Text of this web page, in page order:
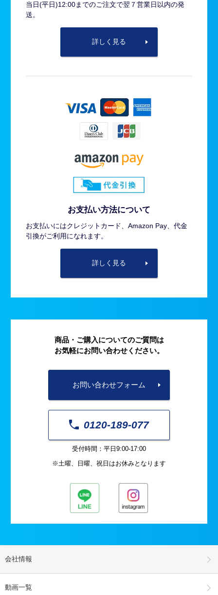
当日(平日)12:00までのご注文で翌７営業日以内の発
送。
詳しく見る
お支払い方法について
お支払いにはクレジットカード、Amazon Pay、代金
引換がご利用になれます。
詳しく見る
商品・ご購入についてのご質問は
お気軽にお問い合わせください。
お問い合わせフォーム
0120-189-077
受付時間：平日9:00-17:00
※土曜、日曜、祝日はお休みとなります
会社情報
動画一覧